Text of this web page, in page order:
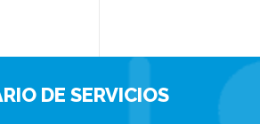
DE SERVICIOS